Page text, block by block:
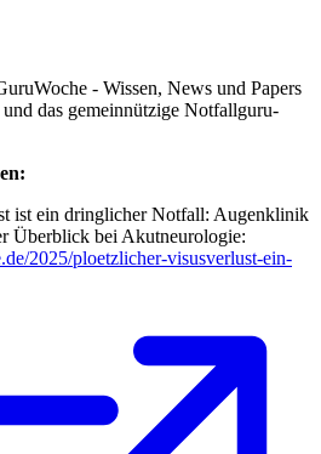
- Wissen, News und Papers
das gemeinnützige Notfallguru-
ist ein dringlicher Notfall: Augenklinik
Überblick bei Akutneurologie:
2025/ploetzlicher-visusverlust-ein-